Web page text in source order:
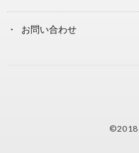
お問い合わせ
©2018